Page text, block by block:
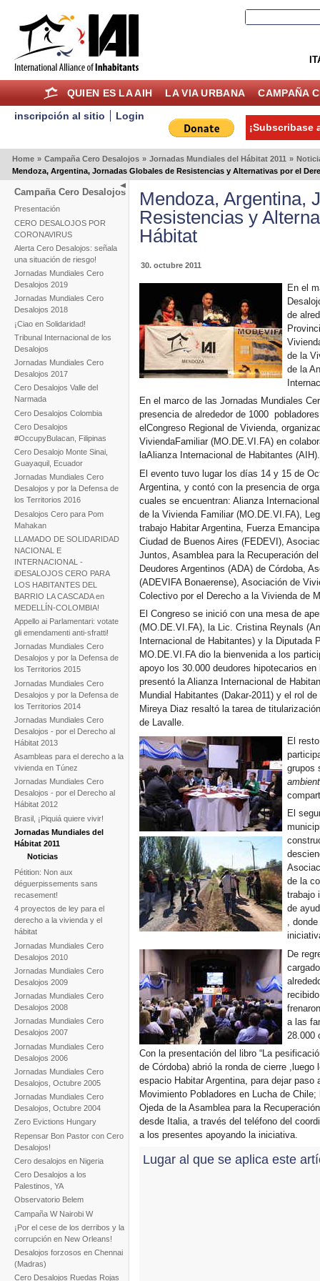
QUIEN ES LA AIH LA VIA URBANA CAMPAÑA
inscripción al sitio
Login
¡Subscribase
Home » Campaña Cero Desalojos » Jornadas Mundiales del Hábitat 2011 »
Mendoza, Argentina, Jornadas Globales de Resistencias y Alternativas por el
Campaña Cero Desalojos
Presentación
CERO DESALOJOS POR
CORONAVIRUS
Alerta Cero Desalojos: señala
una situación de riesgo!
Jornadas Mundiales Cero
Desalojos 2019
Jornadas Mundiales Cero
Desalojos 2018
¡Ciao en Solidaridad!
Tribunal Internacional de los
Desalojos
Jornadas Mundiales Cero
Desalojos 2017
Cero Desalojos Valle del
Narmada
Cero Desalojos Colombia
Cero Desalojos
#OccupyBulacan, Filipinas
Cero Desalojo Monte Sinai,
Guayaquil, Ecuador
Jornadas Mundiales Cero
Desalojos y por la Defensa de
los Territorios 2016
Desalojos Cero para Pom
Mahakan
LLAMADO DE SOLIDARIDAD
NACIONAL E
INTERNACIONAL -
iDESALOJOS CERO PARA
LOS HABITANTES DEL
BARRIO LA CASCADA en
MEDELLÍN-COLOMBIA!
Appello ai Parlamentari: votate
gli emendamenti anti-sfratti!
Jornadas Mundiales Cero
Desalojos y por la Defensa de
los Territorios 2015
Jornadas Mundiales Cero
Desalojos y por la Defensa de
los Territorios 2014
Jornadas Mundiales Cero
Desalojos - por el Derecho al
Hábitat 2013
Asambleas para el derecho a la
vivienda en Túnez
Jornadas Mundiales Cero
Desalojos - por el Derecho al
Hábitat 2012
Brasil, ¡Piquiá quiere vivir!
Jornadas Mundiales del
Hábitat 2011
Noticias
Pétition: Non aux
déguerpissements sans
recasement!
4 proyectos de ley para el
derecho a la vivienda y el
hábitat
Jornadas Mundiales Cero
Desalojos 2010
Jornadas Mundiales Cero
Desalojos 2009
Jornadas Mundiales Cero
Desalojos 2008
Jornadas Mundiales Cero
Desalojos 2007
Jornadas Mundiales Cero
Desalojos 2006
Jornadas Mundiales Cero
Desalojos, Octubre 2005
Jornadas Mundiales Cero
Desalojos, Octubre 2004
Zero Evictions Hungary
Repensar Bon Pastor con Cero
Desalojos!
Cero desalojos en Nigeria
Cero Desalojos a los
Palestinos, YA
Observatorio Belem
Campaña W Nairobi W
¡Por el cese de los derribos y la
corrupción en New Orleans!
Desalojos forzosos en Chennai
(Madras)
Cero Desalojos Ruedas Rojas
Mendoza, Argentina,
Resistencias y
Hábitat
30. octubre 2011
En el
de
de la
de la
En el marco de las Jornadas Mundiales
presencia de alrededor de 1000
elCongreso Regional de Vivienda,
ViviendaFamiliar (MO.DE.VI.FA) en
laAlianza Internacional de Habitantes (AIH).
El evento tuvo lugar los días 14 y 15 de
Argentina, y contó con la presencia de
cuales se encuentran: Alianza
de la Vivienda Familiar (MO.DE.VI.FA),
trabajo Habitar Argentina, Fuerza
Ciudad de Buenos Aires (FEDEVI),
Juntos, Asamblea para la Recuperación
Deudores Argentinos (ADA) de Córdoba,
(ADEVIFA Bonaerense), Asociación de
Colectivo por el Derecho a la Vivienda de
El Congreso se inició con una mesa de
(MO.DE.VI.FA), la Lic. Cristina Reynals
Internacional de Habitantes) y la
MO.DE.VI.FA dio la bienvenida a los
apoyo los 30.000 deudores hipotecarios
presentó la Alianza Internacional de
Mundial Habitantes (Dakar-2011) y el rol
Mireya Diaz resaltó la tarea de
de Lavalle.
El
grupos
El
de la
trabajo
de
,
De
a las
28.000
Con la presentación del libro “La
de Córdoba) abrió la ronda de cierre
espacio Habitar Argentina, para dejar
Movimiento Pobladores en Lucha de
Ojeda de la Asamblea para la
desde Italia, a través del teléfono del
a los presentes apoyando la iniciativa.
Lugar al que se aplica este